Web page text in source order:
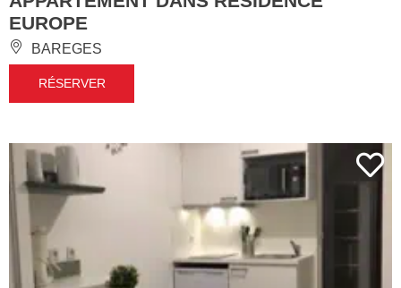
EUROPE
BAREGES
RÉSERVER